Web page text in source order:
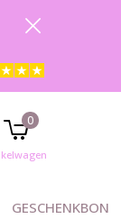
GESCHENKBON
0